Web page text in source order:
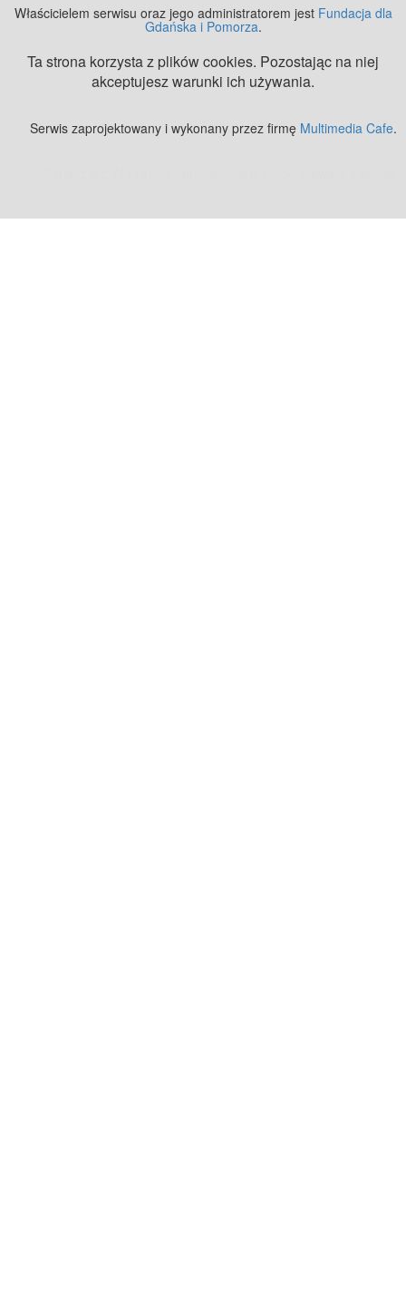
Właścicielem serwisu oraz jego administratorem jest Fundacja dla
Gdańska i Pomorza.
Ta strona korzysta z plików cookies. Pozostając na niej
akceptujesz warunki ich używania.
Serwis zaprojektowany i wykonany przez firmę Multimedia Cafe.